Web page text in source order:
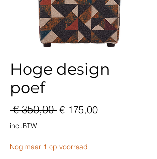
Hoge design
poef
€ 350,00 Normale
€ 175,00
incl.BTW
Nog maar 1 op voorraad